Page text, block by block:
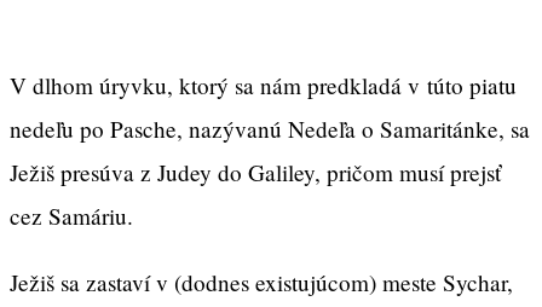
V dlhom úryvku, ktorý sa nám predkladá v túto piatu
nedeľu po Pasche, nazývanú Nedeľa o Samaritánke, sa
Ježiš presúva z Judey do Galiley, pričom musí prejsť
cez Samáriu.
Ježiš sa zastaví v (dodnes existujúcom) meste Sychar,